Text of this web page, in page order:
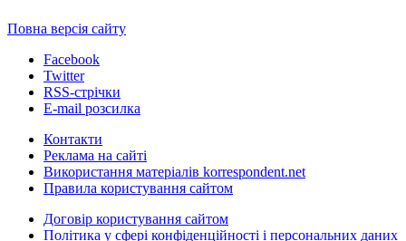
Повна версія сайту
Facebook
Twitter
RSS-стрічки
E-mail розсилка
Контакти
Реклама на сайті
Використання матеріалів korrespondent.net
Правила користування сайтом
Договір користування сайтом
Політика у сфері конфіденційності і персональних даних